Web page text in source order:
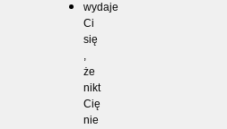
wydaje
Ci
się
,
że
nikt
Cię
nie